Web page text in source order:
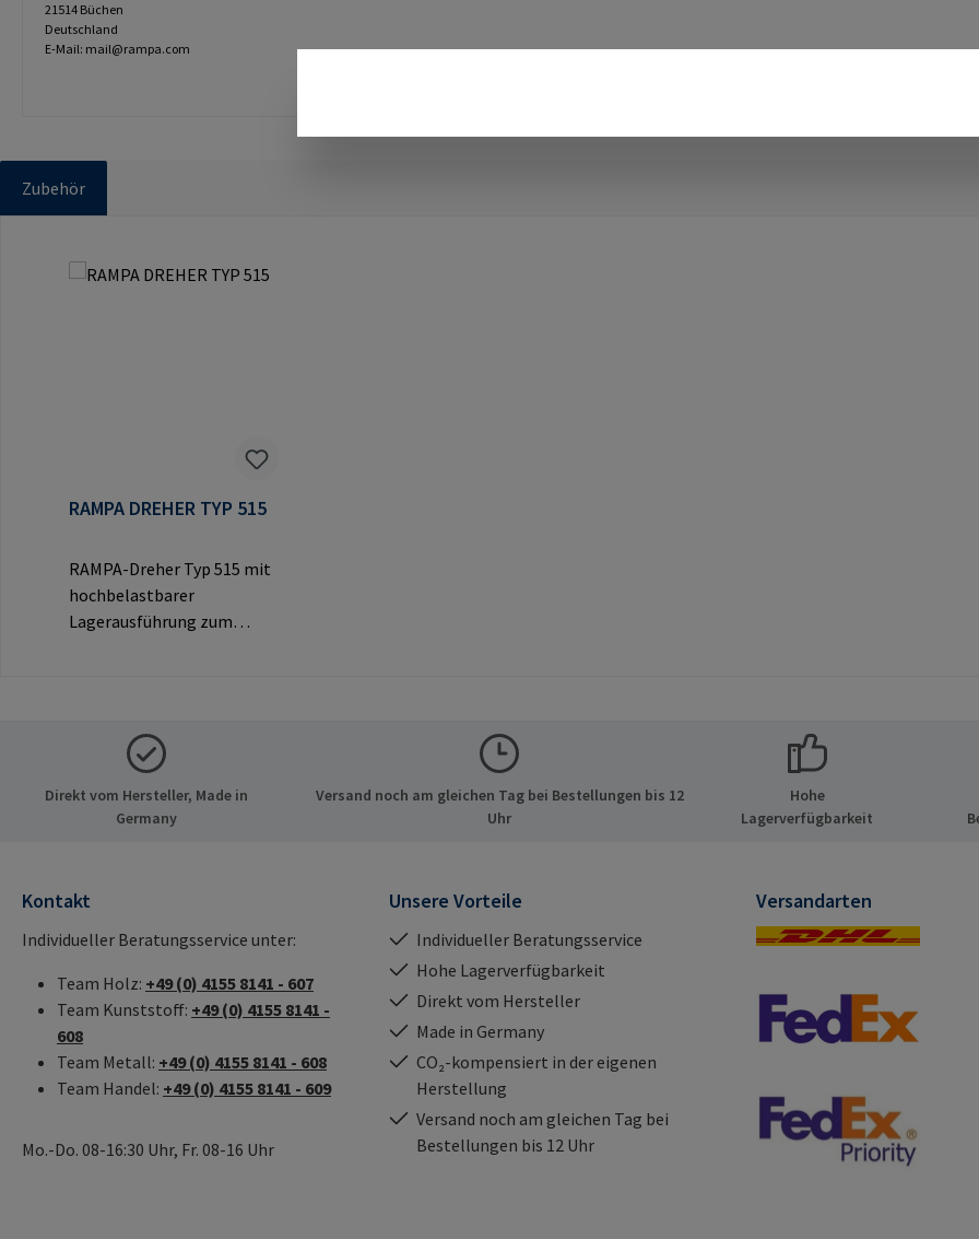
21514 Büchen
Deutschland
E-Mail: mail@rampa.com
Zubehör
RAMPA DREHER TYP 515
RAMPA-Dreher Typ 515 mit
hochbelastbarer
Lagerausführung zum
RAMPA-Muffen zu
verwenden.Herstellerinfor
mationen: RAMPA GmbH &
Co. KG Auf der Heide 8 21514
Direkt vom Hersteller, Made in
Germany
Versand noch am gleichen Tag bei Bestellungen bis 12
Uhr
Hohe
Lagerverfügbarkeit
Kontakt
Individueller Beratungsservice unter:
Team Holz: +49 (0) 4155 8141 - 607
Team Kunststoff: +49 (0) 4155 8141 -
608
Team Metall: +49 (0) 4155 8141 - 608
Team Handel: +49 (0) 4155 8141 - 609
Mo.-Do. 08-16:30 Uhr, Fr. 08-16 Uhr
Unsere Vorteile
Individueller Beratungsservice
Hohe Lagerverfügbarkeit
Direkt vom Hersteller
Made in Germany
CO₂-kompensiert in der eigenen
Herstellung
Versand noch am gleichen Tag bei
Bestellungen bis 12 Uhr
Versandarten